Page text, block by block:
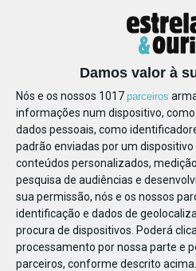
Damos valor à
Nós e os nossos 1017 parceiros
informações num dispositivo,
dados pessoais, como
padrão enviadas por um
conteúdos personalizados,
pesquisa de audiências e
sua permissão, nós e os nossos
identificação e dados de
procura de dispositivos. Poderá
processamento por nossa parte e
parceiros, conforme descrito